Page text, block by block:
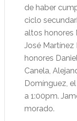
de haber
ciclo
altos honores
José Martínez
honores
Canela,
Domínguez,
a 1:00pm.
morado.